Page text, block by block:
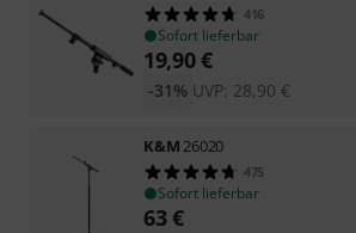
416
Sofort lieferbar
19,90€
UVP: 28,90 €
-31%
K&M 26020
475
Sofort lieferbar
63€